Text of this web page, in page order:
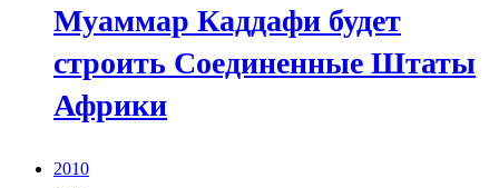
Муаммар Каддафи будет
строить Соединенные Штаты
Африки
2010